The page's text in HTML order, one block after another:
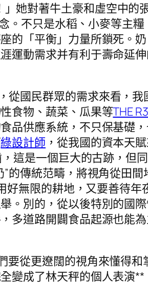
她對著牛土豪和虛空中的
。不只是水稻、小麥等主糧
的「平衡」力量所鎖死。
運動需求并有利于壽命延
從國民群眾的需求來看，
食物、蔬菜、瓜果等THE
品供應系統，不只保基礎
綠設計師 ，從我國的資本天
這是一個巨大的古跡，但
的傳統范疇，將視角從田
無限的耕地，又要善待年
。別的，從以後特別的國
多道路開闢食品起源也能
要從更遼闊的視角來懂得
變成了林天秤的個人表演